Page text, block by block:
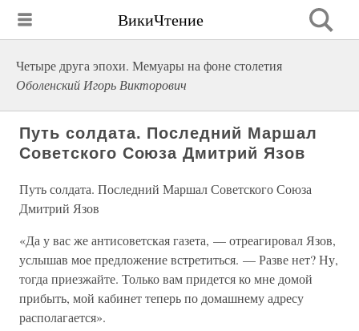
ВикиЧтение
Четыре друга эпохи. Мемуары на фоне столетия
Оболенский Игорь Викторович
Путь солдата. Последний Маршал
Советского Союза Дмитрий Язов
Путь солдата. Последний Маршал Советского Союза
Дмитрий Язов
«Да у вас же антисоветская газета, — отреагировал Язов,
услышав мое предложение встретиться. — Разве нет? Ну,
тогда приезжайте. Только вам придется ко мне домой
прибыть, мой кабинет теперь по домашнему адресу
располагается».